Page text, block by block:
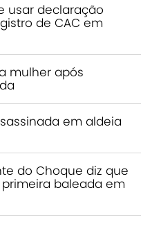
usar declaração
de CAC em
mulher após
em aldeia
do Choque diz que
baleada em